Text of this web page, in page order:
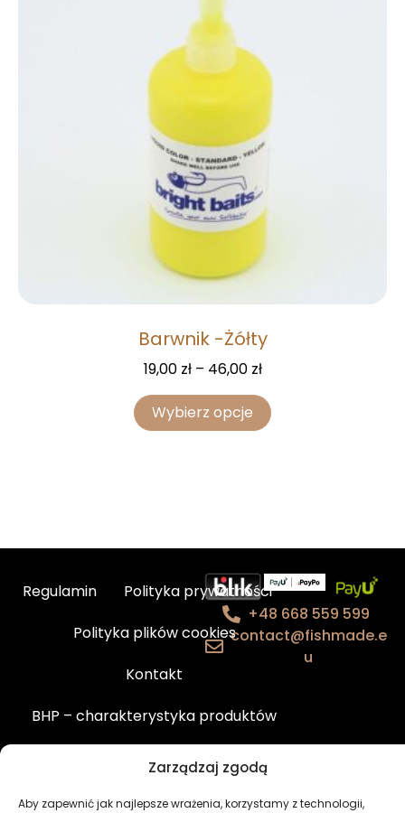
Zarządzaj zgodą
Aby zapewnić jak najlepsze wrażenia, korzystamy z technologii,
Barwnik -Żółty
19,00 zł – 46,00 zł
Wybierz opcje
Regulamin
Polityka prywatności
Polityka plików cookies
Kontakt
BHP – charakterystyka produktów
Moje konto
+48 668 559 599
contact@fishmade.e
u